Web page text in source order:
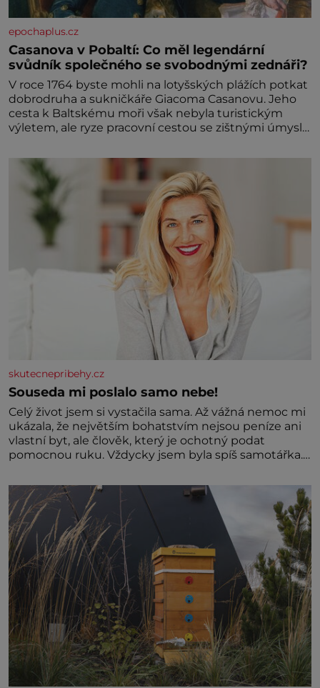
epochaplus.cz
Casanova v Pobaltí: Co měl legendární
svůdník společného se svobodnými zednáři?
V roce 1764 byste mohli na lotyšských plážích potkat
dobrodruha a sukničkáře Giacoma Casanovu. Jeho
cesta k Baltskému moři však nebyla turistickým
výletem, ale ryze pracovní cestou se zištnými úmysly.
procházel uličkami lotyšské Rigy? Casanova v Pobaltí
kontaktoval tamní zednářské lóže. Nebyl v této
oblasti žádným nováčkem, protože do zednářské
skutecnepribehy.cz
Souseda mi poslalo samo nebe!
Celý život jsem si vystačila sama. Až vážná nemoc mi
ukázala, že největším bohatstvím nejsou peníze ani
vlastní byt, ale člověk, který je ochotný podat
pomocnou ruku. Vždycky jsem byla spíš samotářka.
ani partnera. Stačily mi knihy, práce a hlavně klid.
Hned po studiích jsem odešla z rodného města,